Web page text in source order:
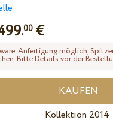
00€
Anfertigung möglich,
Bitte Details vor der
Kollektion 2014